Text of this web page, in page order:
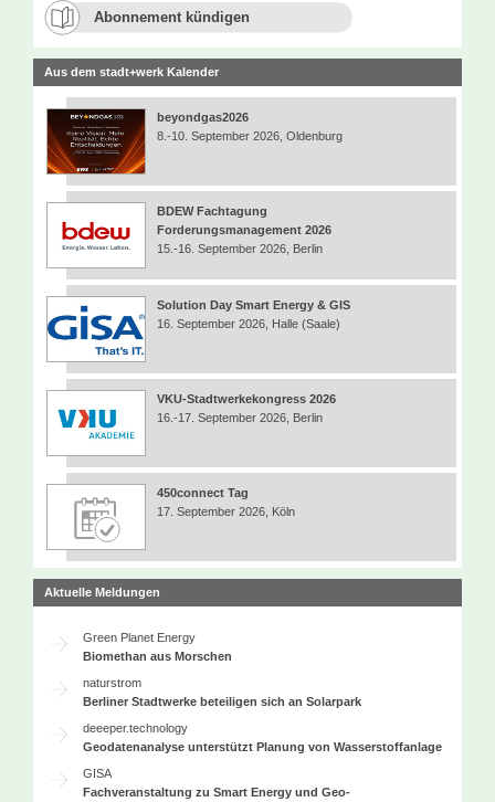
Abonnement kündigen
Aus dem stadt+werk Kalender
beyondgas2026
8.-10. September 2026, Oldenburg
BDEW Fachtagung
Forderungsmanagement 2026
15.-16. September 2026, Berlin
Solution Day Smart Energy & GIS
16. September 2026, Halle (Saale)
VKU-Stadtwerkekongress 2026
16.-17. September 2026, Berlin
450connect Tag
17. September 2026, Köln
Aktuelle Meldungen
Green Planet Energy
Biomethan aus Morschen
naturstrom
Berliner Stadtwerke beteiligen sich an Solarpark
deeeper.technology
Geodatenanalyse unterstützt Planung von Wasserstoffanlage
GISA
Fachveranstaltung zu Smart Energy und Geo-